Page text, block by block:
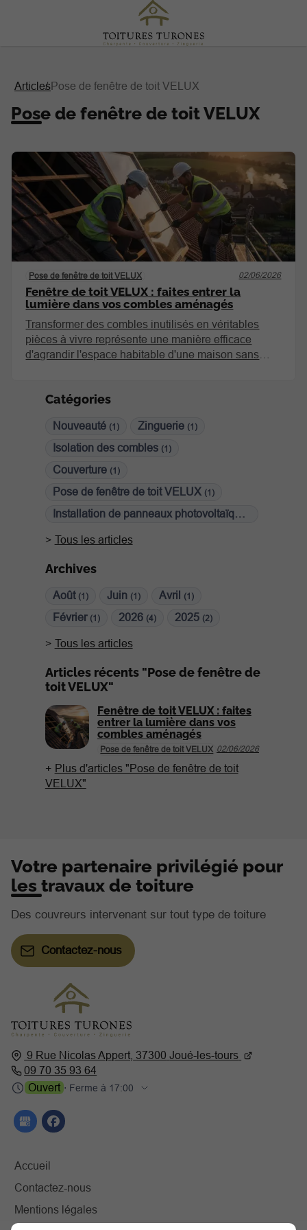
Catégories
Nouveauté (1) Zinguerie (1)
Isolation des combles (1)
Couverture (1)
Pose de fenêtre de toit VELUX (1)
Installation de panneaux photovoltaïques
Tous les articles
Archives
Août (1) Juin (1) Avril (1)
Février (1) 2026 (4) 2025 (2)
Tous les articles
Articles récents "Pose de fenêtre de
toit VELUX"
Pose de fenêtre de toit VELUX 02/06/2026
Fenêtre de toit VELUX : faites
entrer la lumière dans vos
combles aménagés
Plus d'articles "Pose de fenêtre de toit
VELUX"
ArticlesPose de fenêtre de toit VELUX
Pose de fenêtre de toit VELUX
Pose de fenêtre de toit VELUX 02/06/2026
Fenêtre de toit VELUX : faites entrer la
lumière dans vos combles aménagés
Transformer des combles inutilisés en véritables
pièces à vivre représente une manière efficace
d'agrandir l'espace habitable d'une maison sans
naturelle est un facteur primordial. L'installation de
illuminer ces surfaces. Plus qu'une simple ouverture,
la fenêtre de toit VELUX est un système intégré qui
généreuse de luminosité zénithale, essentielle à la
qualité de vie sous la pente du toit.
9 Rue Nicolas Appert, 37300 Joué-les-tours
09 70 35 93 64
Ouvert ⋅ Ferme à 17:00
Accueil
Contactez-nous
Mentions légales
Votre partenaire privilégié pour
les travaux de toiture
Des couvreurs intervenant sur tout type de toiture
Contactez-nous